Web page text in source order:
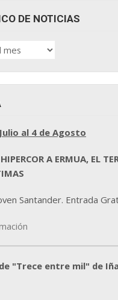
DE NOTICIAS
al 4 de Agosto
A ERMUA, EL
Santander. Entrada
"Trece entre mil" de